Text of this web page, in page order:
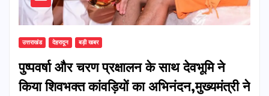
उत्तराखंड देहरादून बड़ी खबर
पुष्पवर्षा और चरण प्रक्षालन के साथ देवभूमि ने
किया शिवभक्त कांवड़ियों का अभिनंदन,मुख्यमंत्री ने